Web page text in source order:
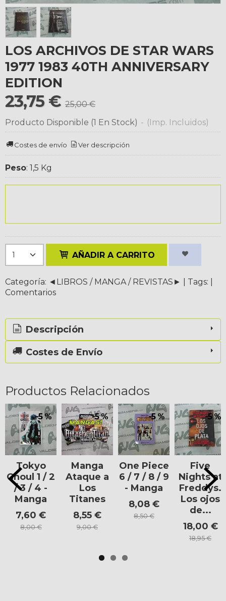
LOS ARCHIVOS DE STAR WARS
1977 1983 40TH ANNIVERSARY
EDITION
23,75 € 25,00 €
Producto Disponible (1 En Stock) - (Imp. Incluidos)
Costes de envío Ver descripción
Peso: 1,5 Kg
AÑADIR A CARRITO
Categoría: ◄LIBROS / MANGA / REVISTAS► Tags:
Comentarios
Descripción
Costes de Envío
Productos Relacionados
-5 %
Tokyo
Ghoul 1 / 2
/ 3 / 4 -
Manga
7,60 €
8,00 €
-5 %
Manga
Ataque a
Los
Titanes
8,55 €
9,00 €
-5 %
One Piece
6 / 7 / 8 / 9
- Manga
8,08 €
8,50 €
-5 %
Five
Nights at
Freddys.
Los ojos
de...
18,00 €
18,95 €